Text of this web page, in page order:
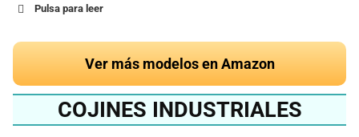
Pulsa para leer
Ver más modelos en Amazon
COJINES INDUSTRIALES